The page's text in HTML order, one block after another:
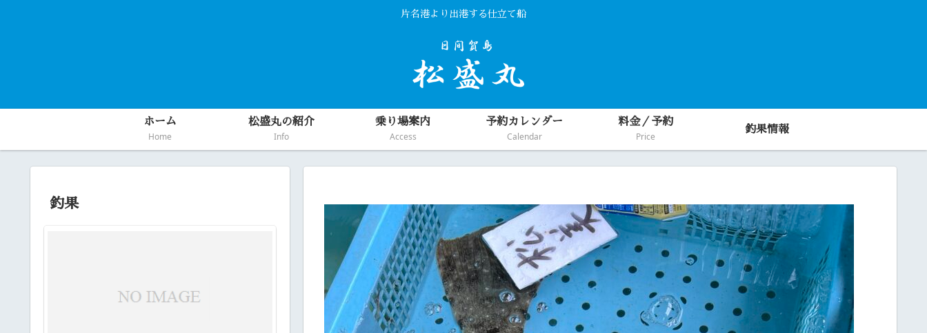
片名港より出港する仕立て船
ホーム
Home
松盛丸の紹介
Info
乗り場案内
Access
予約カレンダー
Calendar
料金／予約
Price
釣果情報
釣果